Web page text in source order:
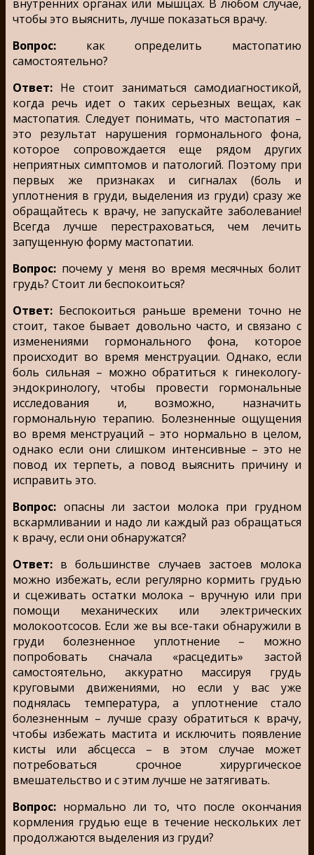
внутренних органах или мышцах. В любом случае,
чтобы это выяснить, лучше показаться врачу.
Вопрос: как определить мастопатию
самостоятельно?
Ответ: Не стоит заниматься самодиагностикой,
когда речь идет о таких серьезных вещах, как
мастопатия. Следует понимать, что мастопатия –
это результат нарушения гормонального фона,
которое сопровождается еще рядом других
неприятных симптомов и патологий. Поэтому при
первых же признаках и сигналах (боль и
уплотнения в груди, выделения из груди) сразу же
обращайтесь к врачу, не запускайте заболевание!
Всегда лучше перестраховаться, чем лечить
запущенную форму мастопатии.
Вопрос: почему у меня во время месячных болит
грудь? Стоит ли беспокоиться?
Ответ: Беспокоиться раньше времени точно не
стоит, такое бывает довольно часто, и связано с
изменениями гормонального фона, которое
происходит во время менструации. Однако, если
боль сильная – можно обратиться к гинекологу-
эндокринологу, чтобы провести гормональные
исследования и, возможно, назначить
гормональную терапию. Болезненные ощущения
во время менструаций – это нормально в целом,
однако если они слишком интенсивные – это не
повод их терпеть, а повод выяснить причину и
исправить это.
Вопрос: опасны ли застои молока при грудном
вскармливании и надо ли каждый раз обращаться
к врачу, если они обнаружатся?
Ответ: в большинстве случаев застоев молока
можно избежать, если регулярно кормить грудью
и сцеживать остатки молока – вручную или при
помощи механических или электрических
молокоотсосов. Если же вы все-таки обнаружили в
груди болезненное уплотнение – можно
попробовать сначала «расцедить» застой
самостоятельно, аккуратно массируя грудь
круговыми движениями, но если у вас уже
поднялась температура, а уплотнение стало
болезненным – лучше сразу обратиться к врачу,
чтобы избежать мастита и исключить появление
кисты или абсцесса – в этом случае может
потребоваться срочное хирургическое
вмешательство и с этим лучше не затягивать.
Вопрос: нормально ли то, что после окончания
кормления грудью еще в течение нескольких лет
продолжаются выделения из груди?